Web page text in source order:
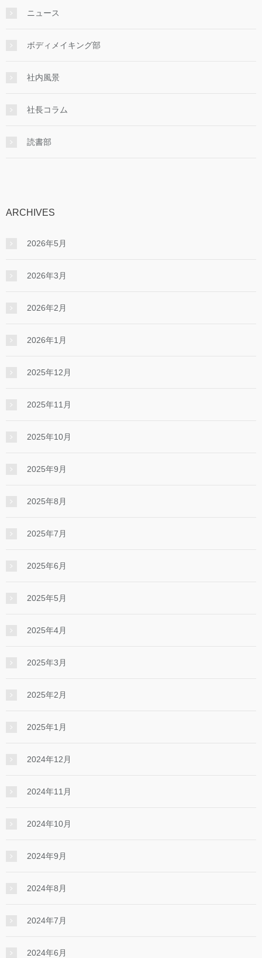
ニュース
ボディメイキング部
社内風景
社長コラム
読書部
ARCHIVES
2026年5月
2026年3月
2026年2月
2026年1月
2025年12月
2025年11月
2025年10月
2025年9月
2025年8月
2025年7月
2025年6月
2025年5月
2025年4月
2025年3月
2025年2月
2025年1月
2024年12月
2024年11月
2024年10月
2024年9月
2024年8月
2024年7月
2024年6月